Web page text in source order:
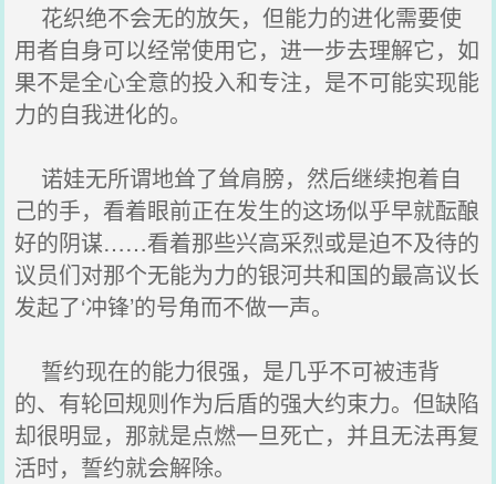
花织绝不会无的放矢，但能力的进化需要使
用者自身可以经常使用它，进一步去理解它，如
果不是全心全意的投入和专注，是不可能实现能
力的自我进化的。
诺娃无所谓地耸了耸肩膀，然后继续抱着自
己的手，看着眼前正在发生的这场似乎早就酝酿
好的阴谋……看着那些兴高采烈或是迫不及待的
议员们对那个无能为力的银河共和国的最高议长
发起了‘冲锋’的号角而不做一声。
誓约现在的能力很强，是几乎不可被违背
的、有轮回规则作为后盾的强大约束力。但缺陷
却很明显，那就是点燃一旦死亡，并且无法再复
活时，誓约就会解除。